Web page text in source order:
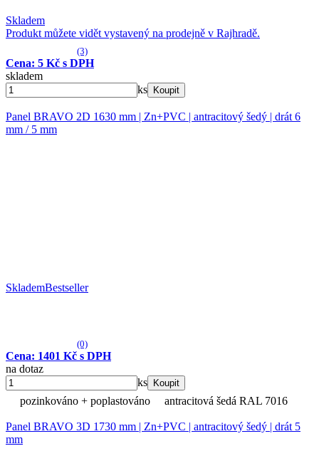
Skladem
Produkt můžete vidět vystavený na prodejně v Rajhradě.
(3)
Cena: 5 Kč s DPH
skladem
ks
Koupit
Panel BRAVO 2D 1630 mm | Zn+PVC | antracitový šedý | drát 6
mm / 5 mm
SklademBestseller
(0)
Cena: 1401 Kč s DPH
na dotaz
ks
Koupit
pozinkováno + poplastováno antracitová šedá RAL 7016
Panel BRAVO 3D 1730 mm | Zn+PVC | antracitový šedý | drát 5
mm